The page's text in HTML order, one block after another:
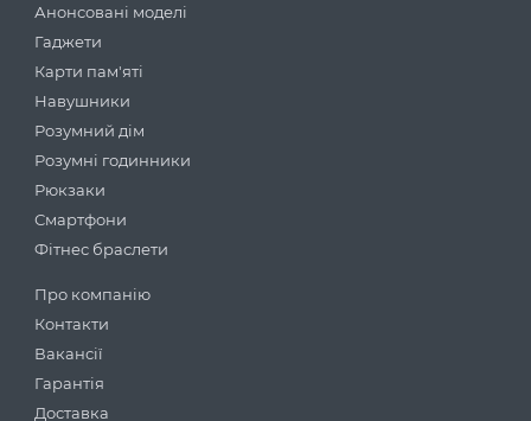
Анонсовані моделі
Гаджети
Карти пам'яті
Навушники
Розумний дім
Розумні годинники
Рюкзаки
Смартфони
Фітнес браслети
Про компанію
Контакти
Вакансії
Гарантія
Доставка